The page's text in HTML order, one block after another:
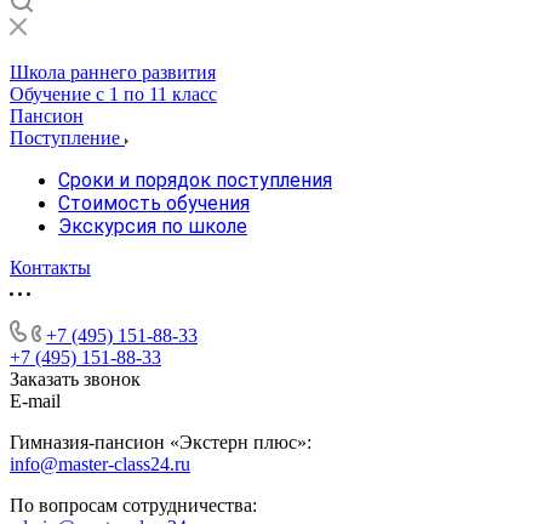
Школа раннего развития
Обучение с 1 по 11 класс
Пансион
Поступление
Сроки и порядок поступления
Стоимость обучения
Экскурсия по школе
Контакты
+7 (495) 151-88-33
+7 (495) 151-88-33
Заказать звонок
E-mail
Гимназия-пансион «Экстерн плюс»:
info@master-class24.ru
По вопросам сотрудничества: